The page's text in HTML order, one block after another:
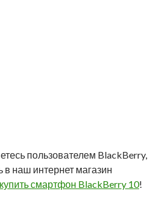
пользователем BlackBerry,
в наш интернет магазин
смартфон BlackBerry 10!